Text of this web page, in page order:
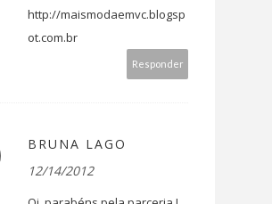
http://maismodaemvc.blogsp
ot.com.br
Responder
BRUNA LAGO
12/14/2012